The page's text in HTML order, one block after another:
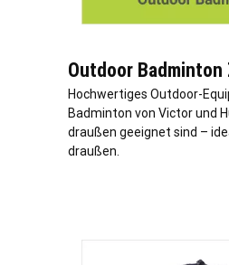
Outdoor Badminton
Hochwertiges Outdoor-
Badminton von Victor und
draußen geeignet sind –
draußen.